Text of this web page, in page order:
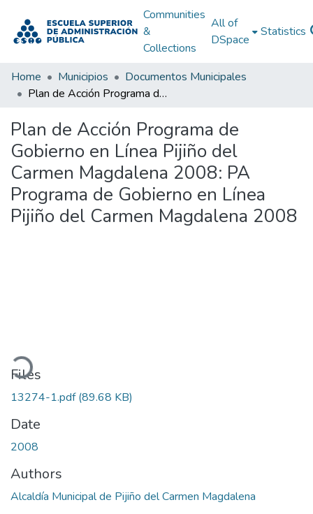
Communities
&
Collections
All of
DSpace
Statistics
Home Municipios
Documentos Municipales
Plan de Acción Programa de Gobierno en Línea Pijiño del Carmen Magdalena 2008: PA Programa de Gobierno en Línea Pijiño del Carmen Magdalena 2008
Plan de Acción Programa de
Gobierno en Línea Pijiño del
Carmen Magdalena 2008: PA
Programa de Gobierno en Línea
Pijiño del Carmen Magdalena 2008
Files
13274-1.pdf(89.68 KB)
Date
2008
Authors
Alcaldía Municipal de Pijiño del Carmen Magdalena